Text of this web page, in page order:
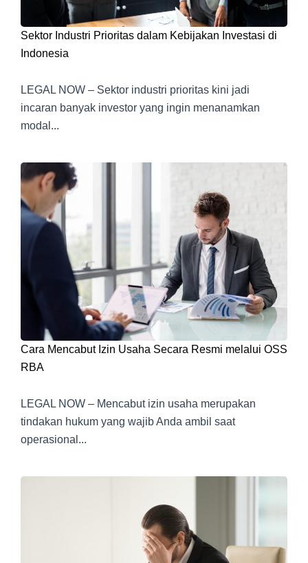
Sektor Industri Prioritas dalam Kebijakan Investasi di
Indonesia
LEGAL NOW – Sektor industri prioritas kini jadi
incaran banyak investor yang ingin menanamkan
modal...
Cara Mencabut Izin Usaha Secara Resmi melalui OSS
RBA
LEGAL NOW – Mencabut izin usaha merupakan
tindakan hukum yang wajib Anda ambil saat
operasional...